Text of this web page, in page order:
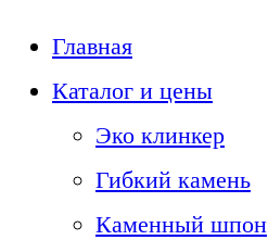
Главная
Каталог и цены
Эко клинкер
Гибкий камень
Каменный шпон